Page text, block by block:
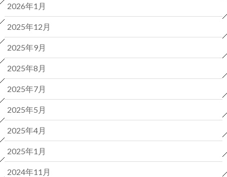
2026年1月
2025年12月
2025年9月
2025年8月
2025年7月
2025年5月
2025年4月
2025年1月
2024年11月